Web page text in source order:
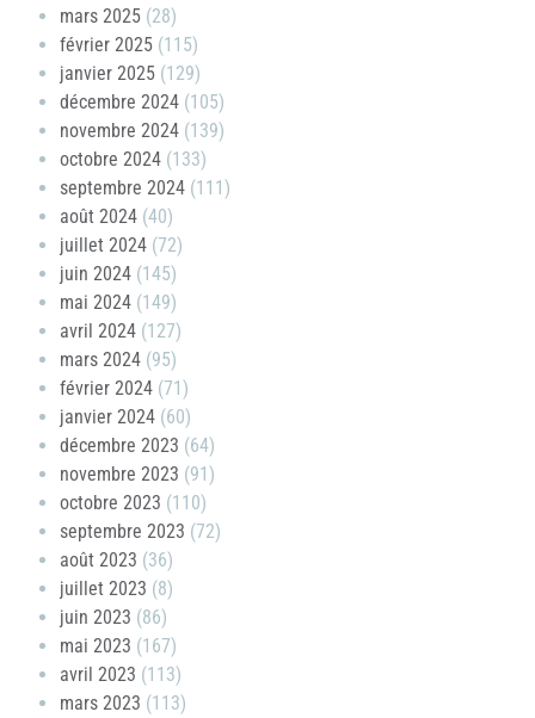
mars 2025 (28)
février 2025 (115)
janvier 2025 (129)
décembre 2024 (105)
novembre 2024 (139)
octobre 2024 (133)
septembre 2024 (111)
août 2024 (40)
juillet 2024 (72)
juin 2024 (145)
mai 2024 (149)
avril 2024 (127)
mars 2024 (95)
février 2024 (71)
janvier 2024 (60)
décembre 2023 (64)
novembre 2023 (91)
octobre 2023 (110)
septembre 2023 (72)
août 2023 (36)
juillet 2023 (8)
juin 2023 (86)
mai 2023 (167)
avril 2023 (113)
mars 2023 (113)